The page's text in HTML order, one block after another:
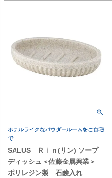
ホテルライクなパウダールームをご自宅
で
SALUS Ｒｉｎ(リン) ソープ
ディッシュ＜佐藤金属興業＞
ポリレジン製 石鹸入れ